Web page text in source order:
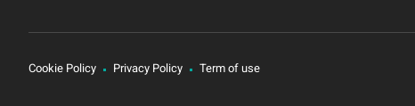
Term of use
Privacy Policy
Cookie Policy